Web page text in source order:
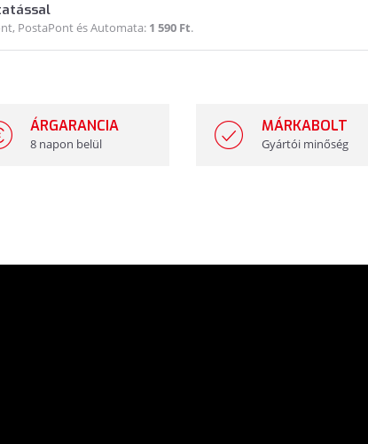
PostaPont és Automata: 1 590 Ft.
ÁRGARANCIA
8 napon belül
MÁRKABOLT
Gyártói minőség